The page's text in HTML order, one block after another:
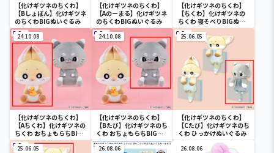
【化けギツネのちくわ】
【Bしょぼん】化けギツネ
のちくわBIGぬいぐるみ
【化けギツネのちくわ】
【Aのーまる】化けギツネ
のちくわBIGぬいぐるみ
【化けギツネのちくわ】
【ちくわ】化けギツネの
ちくわ 寝そべりBIGぬい
ぐるみ
24.10.08
【化けギツネのちくわ】
【Aちくわ】化けギツネの
ちくわ おちょもらちBIG
ぬいぐるみ
24.10.08
【化けギツネのちくわ】
【Bたび】化けギツネのち
くわ おちょもらちBIGぬ
いぐるみ
25.06.05
【化けギツネのちくわ】
【Cたび】化けギツネのち
くわ ひっかけぬいぐるみ
25.06.05 26.08.06 26.08.06